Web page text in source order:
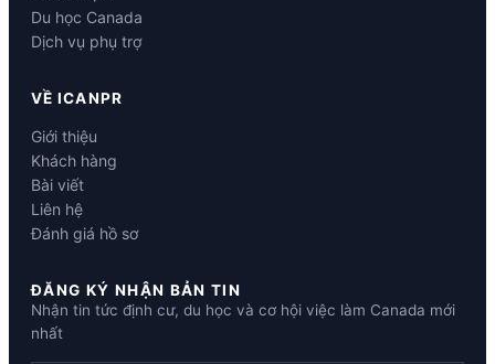
Du học Canada
Dịch vụ phụ trợ
VỀ ICANPR
Giới thiệu
Khách hàng
Bài viết
Liên hệ
Đánh giá hồ sơ
ĐĂNG KÝ NHẬN BẢN TIN
Nhận tin tức định cư, du học và cơ hội việc làm Canada mới
nhất